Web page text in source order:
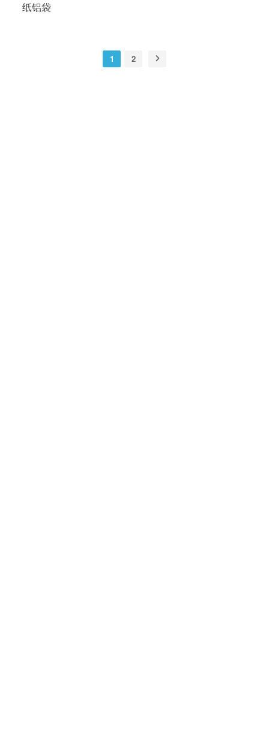
纸铝袋
1 2